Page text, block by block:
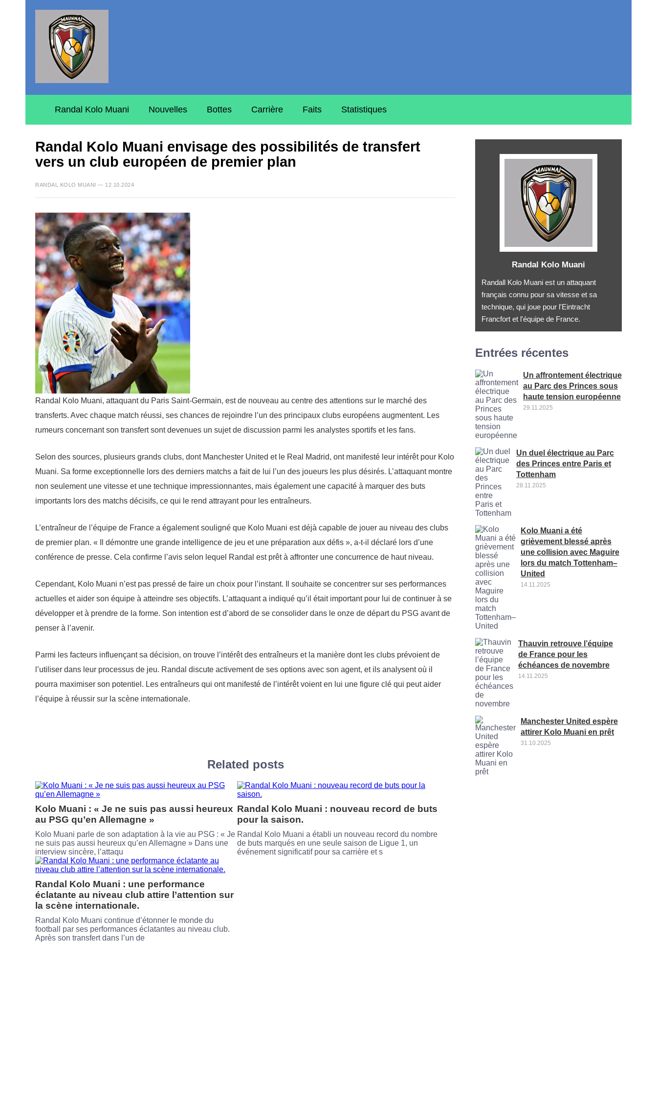
Randal Kolo Muani Nouvelles Bottes Carrière Faits Statistiques
Randal Kolo Muani envisage des possibilités de transfert
vers un club européen de premier plan
RANDAL KOLO MUANI — 12.10.2024
Randal Kolo Muani, attaquant du Paris Saint-Germain, est de nouveau au centre des attentions sur le marché des
transferts. Avec chaque match réussi, ses chances de rejoindre l’un des principaux clubs européens augmentent. Les
rumeurs concernant son transfert sont devenues un sujet de discussion parmi les analystes sportifs et les fans.
Selon des sources, plusieurs grands clubs, dont Manchester United et le Real Madrid, ont manifesté leur intérêt pour Kolo
Muani. Sa forme exceptionnelle lors des derniers matchs a fait de lui l’un des joueurs les plus désirés. L’attaquant montre
non seulement une vitesse et une technique impressionnantes, mais également une capacité à marquer des buts
importants lors des matchs décisifs, ce qui le rend attrayant pour les entraîneurs.
L’entraîneur de l’équipe de France a également souligné que Kolo Muani est déjà capable de jouer au niveau des clubs
de premier plan. « Il démontre une grande intelligence de jeu et une préparation aux défis », a-t-il déclaré lors d’une
conférence de presse. Cela confirme l’avis selon lequel Randal est prêt à affronter une concurrence de haut niveau.
Cependant, Kolo Muani n’est pas pressé de faire un choix pour l’instant. Il souhaite se concentrer sur ses performances
actuelles et aider son équipe à atteindre ses objectifs. L’attaquant a indiqué qu’il était important pour lui de continuer à se
développer et à prendre de la forme. Son intention est d’abord de se consolider dans le onze de départ du PSG avant de
penser à l’avenir.
Parmi les facteurs influençant sa décision, on trouve l’intérêt des entraîneurs et la manière dont les clubs prévoient de
l’utiliser dans leur processus de jeu. Randal discute activement de ses options avec son agent, et ils analysent où il
pourra maximiser son potentiel. Les entraîneurs qui ont manifesté de l’intérêt voient en lui une figure clé qui peut aider
l’équipe à réussir sur la scène internationale.
Related posts
Kolo Muani : « Je ne suis pas aussi heureux
au PSG qu’en Allemagne »
Kolo Muani parle de son adaptation à la vie au PSG : « Je
ne suis pas aussi heureux qu’en Allemagne » Dans une
interview sincère, l’attaqu
Randal Kolo Muani : nouveau record de buts
pour la saison.
Randal Kolo Muani a établi un nouveau record du nombre
de buts marqués en une seule saison de Ligue 1, un
événement significatif pour sa carrière et s
Randal Kolo Muani : une performance
éclatante au niveau club attire l’attention sur
la scène internationale.
Randal Kolo Muani continue d’étonner le monde du
football par ses performances éclatantes au niveau club.
Après son transfert dans l’un de
Randal Kolo Muani
Randall Kolo Muani est un attaquant
français connu pour sa vitesse et sa
technique, qui joue pour l'Eintracht
Francfort et l'équipe de France.
Entrées récentes
Un affrontement électrique
au Parc des Princes sous
haute tension européenne
29.11.2025
Un duel électrique au Parc
des Princes entre Paris et
Tottenham
28.11.2025
Kolo Muani a été
grièvement blessé après
une collision avec Maguire
lors du match Tottenham–
United
14.11.2025
Thauvin retrouve l’équipe
de France pour les
échéances de novembre
14.11.2025
Manchester United espère
attirer Kolo Muani en prêt
31.10.2025